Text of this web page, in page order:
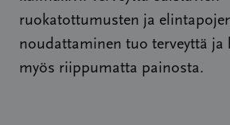
ruokatottumusten ja
noudattaminen tuo terveyttä ja
myös riippumatta painosta.